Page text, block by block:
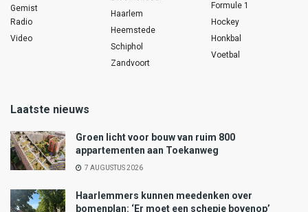
Gemist
Radio
Video
Haarlem
Heemstede
Schiphol
Zandvoort
Formule 1
Hockey
Honkbal
Voetbal
Laatste nieuws
Groen licht voor bouw van ruim 800
appartementen aan Toekanweg
7 AUGUSTUS 2026
Haarlemmers kunnen meedenken over
bomenplan: ‘Er moet een schepje bovenop’